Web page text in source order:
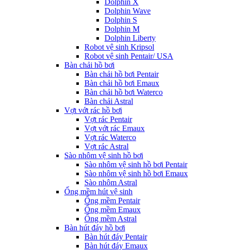
Dolphin X
Dolphin Wave
Dolphin S
Dolphin M
Dolphin Liberty
Robot vệ sinh Kripsol
Robot vệ sinh Pentair/ USA
Bàn chải hồ bơi
Bàn chải hồ bơi Pentair
Bàn chải hồ bơi Emaux
Bàn chải hồ bơi Waterco
Bàn chải Astral
Vợt vớt rác hồ bơi
Vợt rác Pentair
Vợt vớt rác Emaux
Vợt rác Waterco
Vợt rác Astral
Sào nhôm vệ sinh hồ bơi
Sào nhôm vệ sinh hồ bơi Pentair
Sào nhôm vệ sinh hồ bơi Emaux
Sào nhôm Astral
Ống mềm hút vệ sinh
Ống mềm Pentair
Ống mềm Emaux
Ống mềm Astral
Bàn hút đáy hồ bơi
Bàn hút đáy Pentair
Bàn hút đáy Emaux